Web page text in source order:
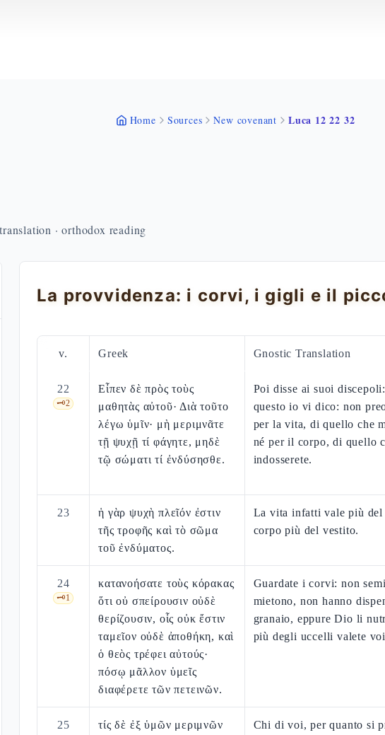
Home Sources New covenant Luca 12 22 32
· orthodox reading
La provvidenza: i corvi, i gigli e il
v. Greek Gnostic Translation
22
🗝️2
Εἶπεν δὲ πρὸς τοὺς
μαθητὰς αὐτοῦ· Διὰ τοῦτο
λέγω ὑμῖν· μὴ μεριμνᾶτε
τῇ ψυχῇ τί φάγητε, μηδὲ
τῷ σώματι τί ἐνδύσησθε.
Poi disse ai suoi
questo io vi dico: non
per la vita, di quello che
né per il corpo, di quello
indosserete.
23
ἡ γὰρ ψυχὴ πλεῖόν ἐστιν
τῆς τροφῆς καὶ τὸ σῶμα
τοῦ ἐνδύματος.
La vita infatti vale più del
corpo più del vestito.
24
🗝️1
κατανοήσατε τοὺς κόρακας
ὅτι οὐ σπείρουσιν οὐδὲ
θερίζουσιν, οἷς οὐκ ἔστιν
ταμεῖον οὐδὲ ἀποθήκη, καὶ
ὁ θεὸς τρέφει αὐτούς·
πόσῳ μᾶλλον ὑμεῖς
διαφέρετε τῶν πετεινῶν.
Guardate i corvi: non
mietono, non hanno
granaio, eppure Dio li
più degli uccelli valete
25
τίς δὲ ἐξ ὑμῶν μεριμνῶν
Chi di voi, per quanto si